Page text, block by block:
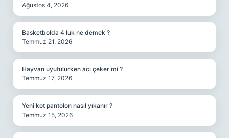
Ağustos 4, 2026
Basketbolda 4 luk ne demek ?
Temmuz 21, 2026
Hayvan uyutulurken acı çeker mi ?
Temmuz 17, 2026
Yeni kot pantolon nasıl yıkanır ?
Temmuz 15, 2026